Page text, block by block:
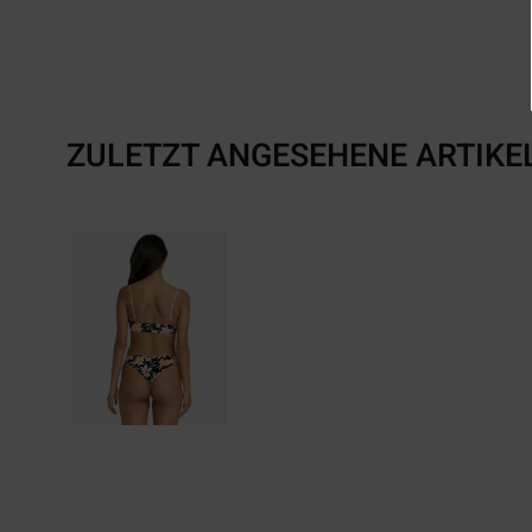
ZULETZT ANGESEHENE